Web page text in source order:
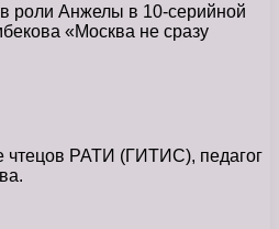
роли Анжелы в 10-серийной
«Москва не сразу
чтецов РАТИ (ГИТИС), педагог